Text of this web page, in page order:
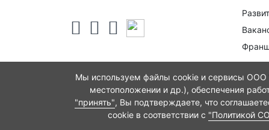
Мы используем файлы cookie и сервисы ООО
местоположении и др.), обеспечения
"принять", Вы подтверждаете, что
cookie в соответствии с "Политикой